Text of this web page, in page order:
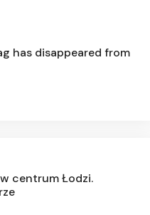
has disappeared from
centrum Łodzi.